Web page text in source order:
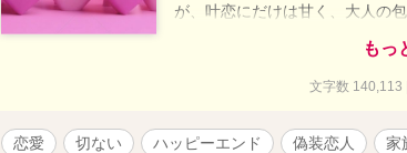
が、叶恋にだけは甘く、大人の
しているものを、 同じように大
せられる度に 想いが溢れ出し
もっ
文字数
恋愛 切ない ハッピーエンド 偽装恋人 家